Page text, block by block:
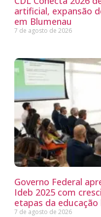
artificial, expansão
em Blumenau
7 de agosto de 2026
Governo Federal
Ideb 2025 com
etapas da educação
7 de agosto de 2026